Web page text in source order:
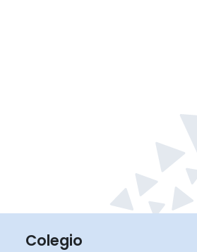
Colegio